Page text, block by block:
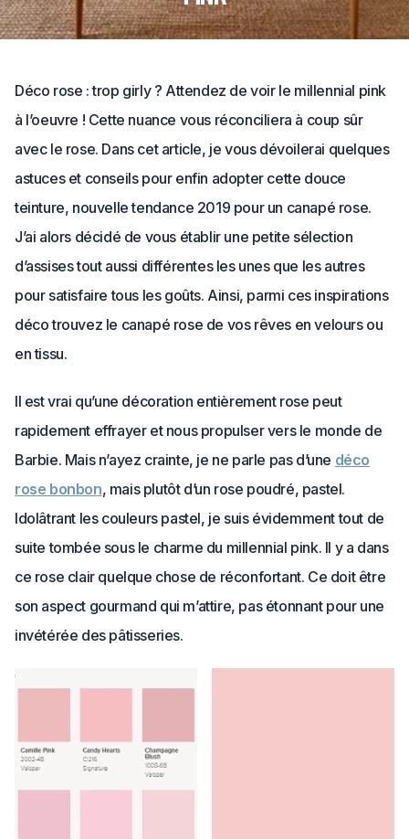
Déco rose : trop girly ? Attendez de voir le millennial pink
à l’oeuvre ! Cette nuance vous réconciliera à coup sûr
avec le rose. Dans cet article, je vous dévoilerai quelques
astuces et conseils pour enfin adopter cette douce
teinture, nouvelle tendance 2019 pour un canapé rose.
J’ai alors décidé de vous établir une petite sélection
d’assises tout aussi différentes les unes que les autres
pour satisfaire tous les goûts. Ainsi, parmi ces inspirations
déco trouvez le canapé rose de vos rêves en velours ou
en tissu.
Il est vrai qu’une décoration entièrement rose peut
rapidement effrayer et nous propulser vers le monde de
Barbie. Mais n’ayez crainte, je ne parle pas d’une déco
rose bonbon, mais plutôt d’un rose poudré, pastel.
Idolâtrant les couleurs pastel, je suis évidemment tout de
suite tombée sous le charme du millennial pink. Il y a dans
ce rose clair quelque chose de réconfortant. Ce doit être
son aspect gourmand qui m’attire, pas étonnant pour une
invétérée des pâtisseries.